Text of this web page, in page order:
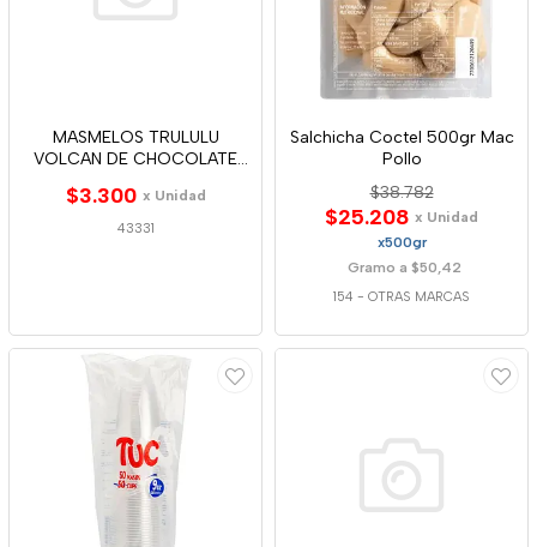
MASMELOS TRULULU
VOLCAN DE CHOCOLATE
$3.300 x Unidad
43331
Salchicha Coctel 500gr Mac
Pollo
$38.782
$25.208 x Unidad
x500gr
Gramo a $50,42
154 - OTRAS MARCAS